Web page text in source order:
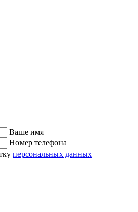
Ваше имя
Номер телефона
персональных данных